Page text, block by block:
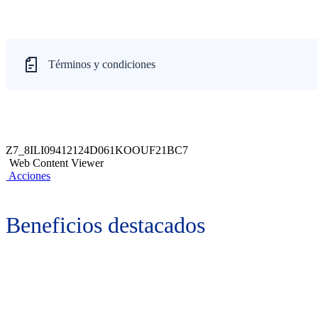
Términos y condiciones
Z7_8ILI09412124D061KOOUF21BC7
Web Content Viewer
Acciones
Beneficios destacados